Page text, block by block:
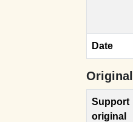
Date
Original
Support
original